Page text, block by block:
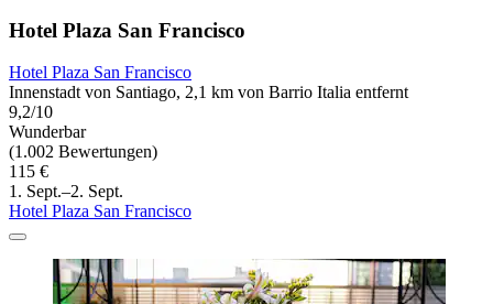
Hotel Plaza San Francisco
Hotel Plaza San Francisco
Innenstadt von Santiago, 2,1 km von Barrio Italia entfernt
9,2/10
Wunderbar
(1.002 Bewertungen)
115 €
1. Sept.–2. Sept.
Hotel Plaza San Francisco